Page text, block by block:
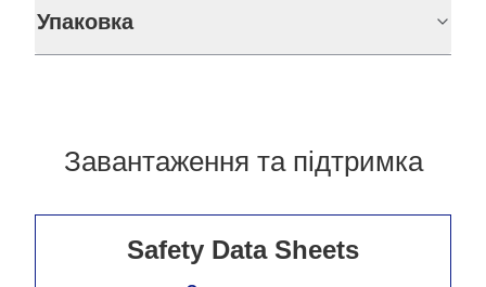
Упаковка
Завантаження та підтримка
Safety Data Sheets